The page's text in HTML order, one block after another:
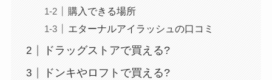
購入できる場所
エターナルアイラッシュの口コミ
ドラッグストアで買える?
ドンキやロフトで買える?